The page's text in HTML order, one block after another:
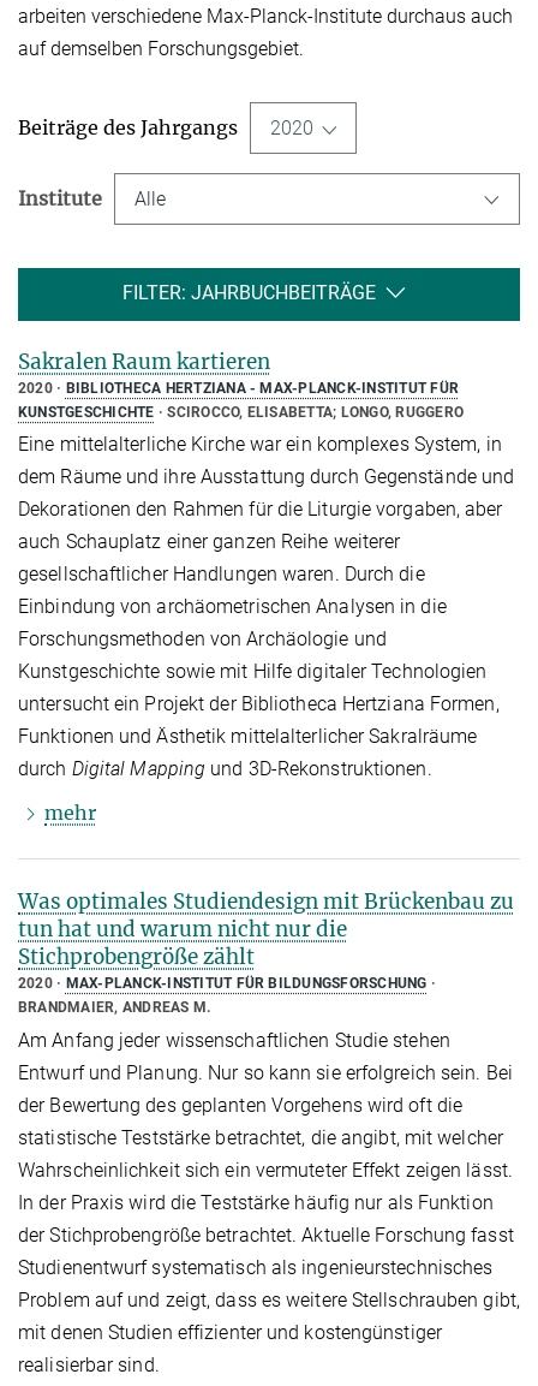
arbeiten verschiedene Max-Planck-Institute durchaus auch
auf demselben Forschungsgebiet.
Beiträge des Jahrgangs 2020
Institute Alle
FILTER: JAHRBUCHBEITRÄGE
Sakralen Raum kartieren
2020
BIBLIOTHECA HERTZIANA - MAX-PLANCK-INSTITUT FÜR
KUNSTGESCHICHTE
SCIROCCO, ELISABETTA; LONGO, RUGGERO
Eine mittelalterliche Kirche war ein komplexes System, in
dem Räume und ihre Ausstattung durch Gegenstände und
Dekorationen den Rahmen für die Liturgie vorgaben, aber
auch Schauplatz einer ganzen Reihe weiterer
gesellschaftlicher Handlungen waren. Durch die
Einbindung von archäometrischen Analysen in die
Forschungsmethoden von Archäologie und
Kunstgeschichte sowie mit Hilfe digitaler Technologien
untersucht ein Projekt der Bibliotheca Hertziana Formen,
Funktionen und Ästhetik mittelalterlicher Sakralräume
durch Digital Mapping und 3D-Rekonstruktionen.
mehr
Was optimales Studiendesign mit Brückenbau zu
tun hat und warum nicht nur die
Stichprobengröße zählt
2020
MAX-PLANCK-INSTITUT FÜR BILDUNGSFORSCHUNG
BRANDMAIER, ANDREAS M.
Am Anfang jeder wissenschaftlichen Studie stehen
Entwurf und Planung. Nur so kann sie erfolgreich sein. Bei
der Bewertung des geplanten Vorgehens wird oft die
statistische Teststärke betrachtet, die angibt, mit welcher
Wahrscheinlichkeit sich ein vermuteter Effekt zeigen lässt.
In der Praxis wird die Teststärke häufig nur als Funktion
der Stichprobengröße betrachtet. Aktuelle Forschung fasst
Studienentwurf systematisch als ingenieurstechnisches
Problem auf und zeigt, dass es weitere Stellschrauben gibt,
mit denen Studien effizienter und kostengünstiger
realisierbar sind.